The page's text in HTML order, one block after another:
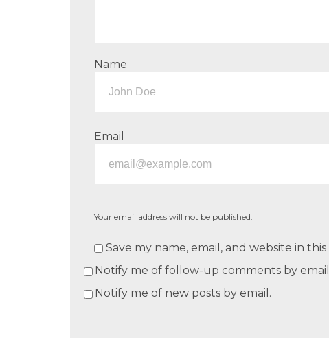
Name
Email
Your email address will not be published.
Save my name, email, and website in
Notify me of follow-up comments by
Notify me of new posts by email.